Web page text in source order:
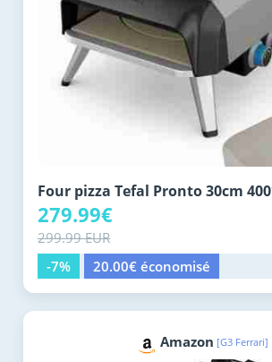
Four pizza Tefal Pronto 30cm
279.99€
299.99 EUR
-7%
20.00€ économisé
Amazon [G3 Ferrari]